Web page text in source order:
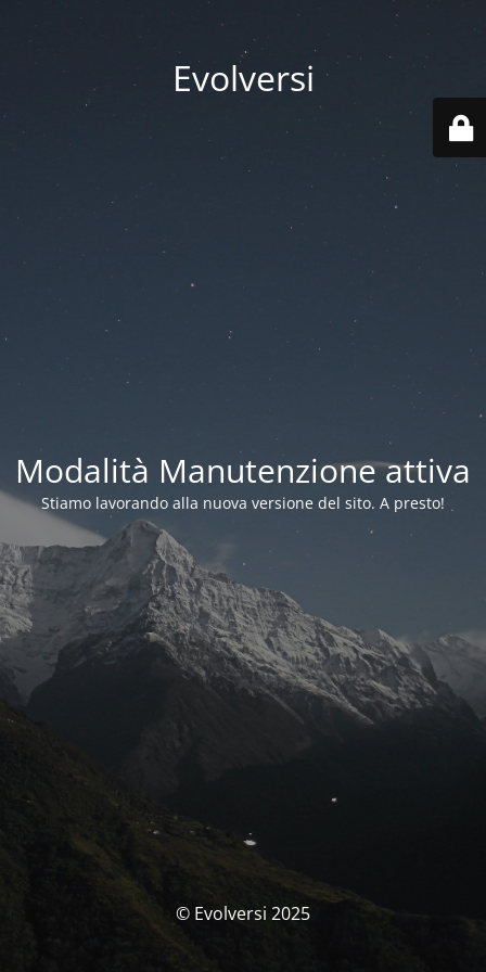
Evolversi
Modalità Manutenzione attiva
Stiamo lavorando alla nuova versione del sito. A presto!
© Evolversi 2025